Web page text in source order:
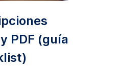
PDF (guía